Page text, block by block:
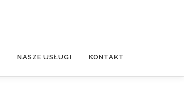
NASZE USŁUGI KONTAKT